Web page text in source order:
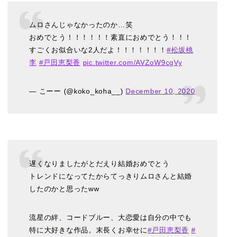
ムロさんじゃなかったのか…笑
おめでとう！！！！！！素直におめでとう！！！
すごくお似合いな2人だよ！！！！！！！ #松坂桃
李 #戸田恵梨香 pic.twitter.com/AVZoW9cgVy
— こーー (@koko_koha__) December 10, 2020
遅くなりましたがとだえり結婚おめでとう
トレンドになってたからてっきりムロさんと結婚
したのかと思ったww
流星の絆、コードブルー、大恋愛は自分の中でも
特に大好きな作品。末長くお幸せに#戸田恵梨香 #